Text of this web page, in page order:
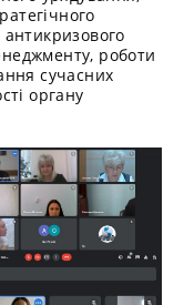
роботи
сучасних
органу